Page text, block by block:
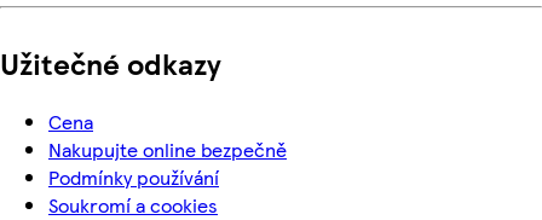
Užitečné odkazy
Cena
Nakupujte online bezpečně
Podmínky používání
Soukromí a cookies